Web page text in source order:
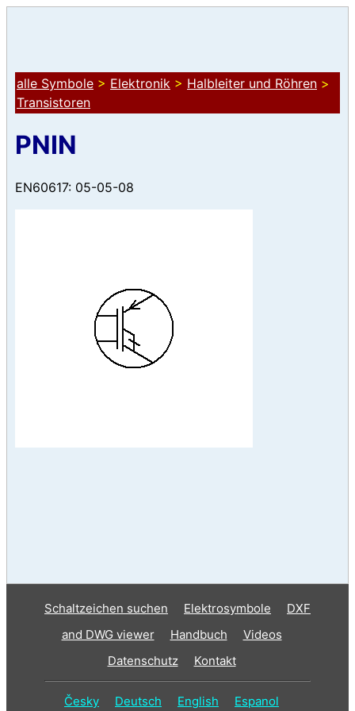
alle Symbole > Elektronik > Halbleiter und Röhren >
Transistoren
PNIN
EN60617: 05-05-08
Schaltzeichen suchen Elektrosymbole
DXF
and DWG viewer
Handbuch
Videos
Datenschutz
Kontakt
Česky Deutsch English Espanol